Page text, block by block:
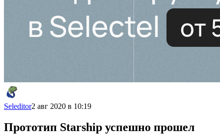
Seleditor2 авг 2020 в 10:19
Прототип Starship успешно прошел